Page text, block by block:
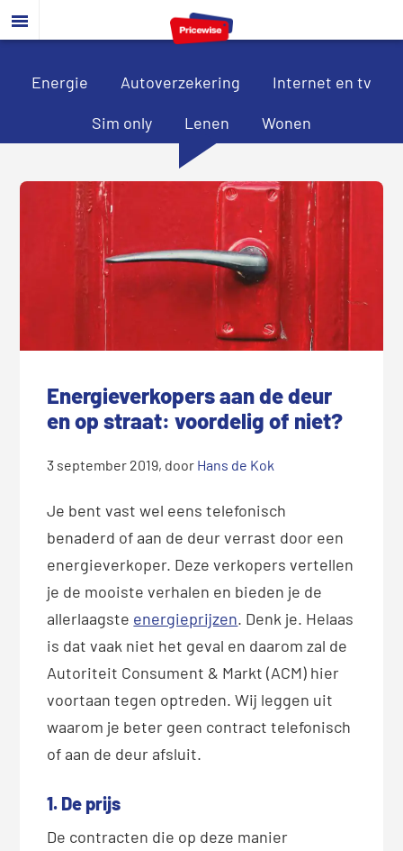
Door
naar
hoofd
Spring
naar
eerste
Spring
naar
voettekst
Energie Autoverzekering Internet en tv
Sim only Lenen Wonen
Energieverkopers aan de deur
en op straat: voordelig of niet?
3 september 2019, door Hans de Kok
Je bent vast wel eens telefonisch
benaderd of aan de deur verrast door een
energieverkoper. Deze verkopers vertellen
je de mooiste verhalen en bieden je de
allerlaagste energieprijzen. Denk je. Helaas
is dat vaak niet het geval en daarom zal de
Autoriteit Consument & Markt (ACM) hier
voortaan tegen optreden.Wij leggen uit
waarom je beter geen contract telefonisch
of aan de deur afsluit.
1. De prijs
De contracten die op deze manier